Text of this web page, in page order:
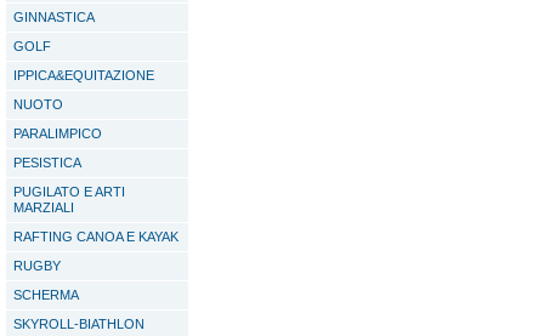
GINNASTICA
GOLF
IPPICA&EQUITAZIONE
NUOTO
PARALIMPICO
PESISTICA
PUGILATO E ARTI
MARZIALI
RAFTING CANOA E KAYAK
RUGBY
SCHERMA
SKYROLL-BIATHLON